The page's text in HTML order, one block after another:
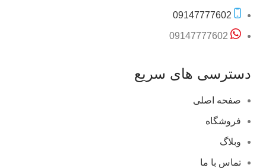
09147777602
09147777602
دسترسی های سریع
صفحه اصلی
فروشگاه
وبلاگ
تماس با ما